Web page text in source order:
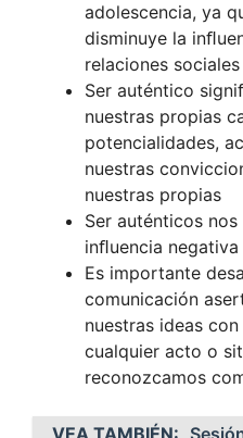
adolescencia, ya
disminuye la
relaciones
Ser auténtico
nuestras propias
potencialidades,
nuestras
nuestras propias
Ser auténticos
inﬂuencia negativa
Es importante
comunicación
nuestras ideas
cualquier acto o
reconozcamos
VEA TAMBIÉN: